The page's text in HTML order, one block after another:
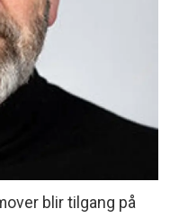
blir tilgang på